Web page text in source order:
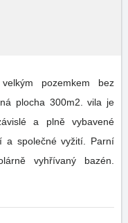
pozemkem bez
plocha 300m2. vila je
a plně vybavené
a společné vyžití. Parní
vyhřívaný bazén.